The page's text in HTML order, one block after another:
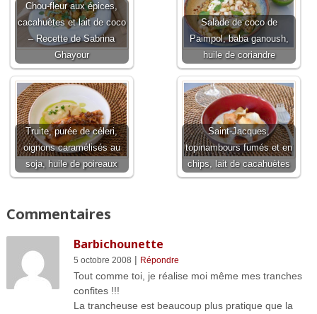
Chou-fleur aux épices,
cacahuètes et lait de coco
– Recette de Sabrina
Ghayour
Salade de coco de
Paimpol, baba ganoush,
huile de coriandre
Truite, purée de céleri,
oignons caramélisés au
soja, huile de poireaux
Saint-Jacques,
topinambours fumés et en
chips, lait de cacahuètes
Commentaires
Barbichounette
5 octobre 2008 | Répondre
Tout comme toi, je réalise moi même mes tranches
confites !!!
La trancheuse est beaucoup plus pratique que la